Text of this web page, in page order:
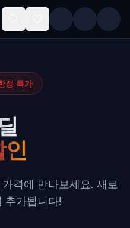
정 특가
인
격에 만나보세요. 새로
추가됩니다!